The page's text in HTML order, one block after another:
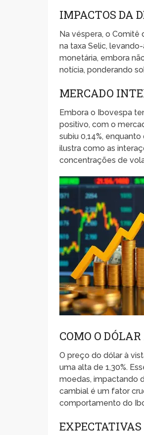
IMPACTOS DA
Na véspera, o Comitê
na taxa Selic,
monetária, embora
notícia, ponderando
MERCADO
Embora o Ibovespa
positivo, com o
subiu 0,14%,
ilustra como as
concentrações de
COMO O
O preço do dólar à
uma alta de 1,30%.
moedas, impactando
cambial é um fator
comportamento do